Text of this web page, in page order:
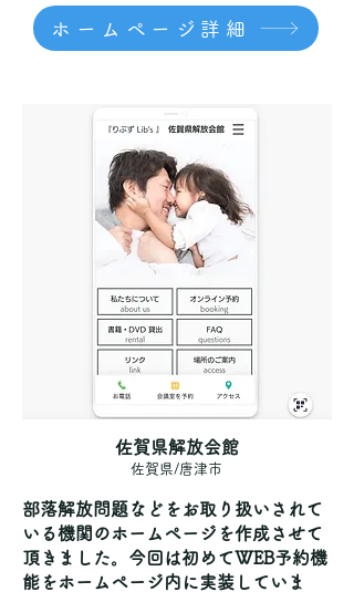
ホームページ詳細
佐賀県解放会館
佐賀県/唐津市
部落解放問題などをお取り扱いされて
いる機関のホームページを作成させて
頂きました。今回は初めてWEB予約機
能をホームページ内に実装していま